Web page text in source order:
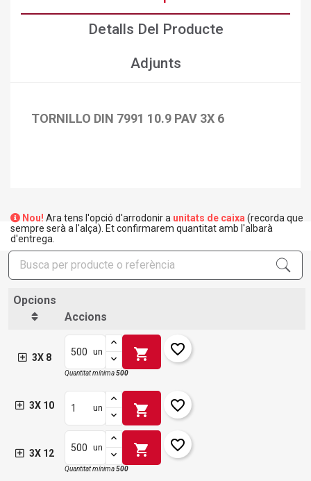
Detalls Del Producte
Adjunts
TORNILLO DIN 7991 10.9 PAV 3X 6
Nou! Ara tens l'opció d'arrodonir a unitats de caixa (recorda que
sempre serà a l'alça). Et confirmarem quantitat amb l'albarà
d'entrega.
Opcions
Accions
3X 8
un shopping_cart favorite_border
Quantitat mínima500
3X 10 un shopping_cart favorite_border
3X 12
un shopping_cart favorite_border
Quantitat mínima500